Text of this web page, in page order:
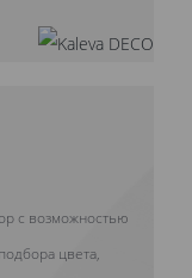
с возможностью
цвета,